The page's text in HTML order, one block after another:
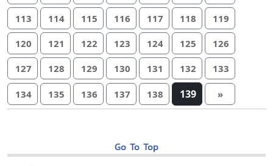
113 114 115 116 117 118 119
120 121 122 123 124 125 126
127 128 129 130 131 132 133
134 135 136 137 138 139 »
Go To Top